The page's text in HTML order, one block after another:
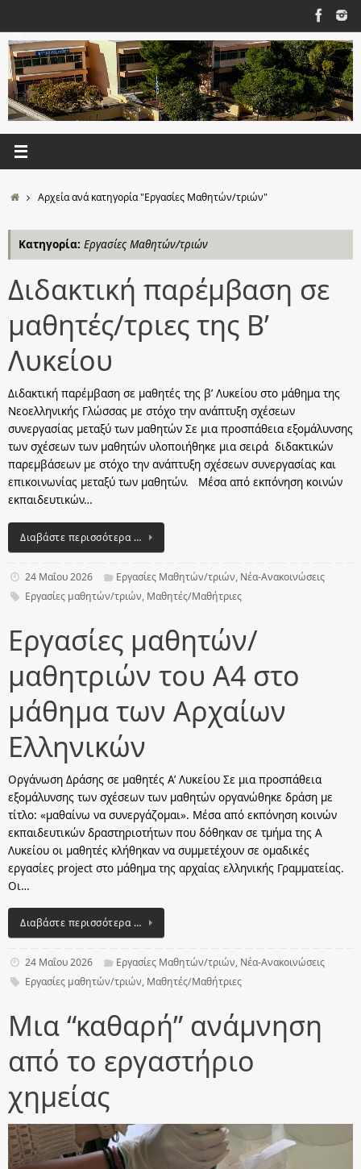
περιεχόμενο
Αρχική
Αρχεία ανά κατηγορία "Εργασίες Μαθητών/τριών"
Κατηγορία: Εργασίες Μαθητών/τριών
Διδακτική παρέμβαση σε
μαθητές/τριες της Β’
Λυκείου
Διδακτική παρέμβαση σε μαθητές της β’ Λυκείου στο μάθημα της
Νεοελληνικής Γλώσσας με στόχο την ανάπτυξη σχέσεων
συνεργασίας μεταξύ των μαθητών Σε μια προσπάθεια εξομάλυνσης
των σχέσεων των μαθητών υλοποιήθηκε μια σειρά διδακτικών
παρεμβάσεων με στόχο την ανάπτυξη σχέσεων συνεργασίας και
επικοινωνίας μεταξύ των μαθητών. Μέσα από εκπόνηση κοινών
εκπαιδευτικών…
Διαβάστε περισσότερα …
24 Μαΐου 2026 Εργασίες Μαθητών/τριών, Νέα-Ανακοινώσεις
Εργασίες μαθητών/τριών, Μαθητές/Μαθήτριες
Εργασίες μαθητών/
μαθητριών του Α4 στο
μάθημα των Αρχαίων
Ελληνικών
Οργάνωση Δράσης σε μαθητές Α’ Λυκείου Σε μια προσπάθεια
εξομάλυνσης των σχέσεων των μαθητών οργανώθηκε δράση με
τίτλο: «μαθαίνω να συνεργάζομαι». Μέσα από εκπόνηση κοινών
εκπαιδευτικών δραστηριοτήτων που δόθηκαν σε τμήμα της Α
Λυκείου οι μαθητές κλήθηκαν να συμμετέχουν σε ομαδικές
εργασίες project στο μάθημα της αρχαίας ελληνικής Γραμματείας.
Οι…
Διαβάστε περισσότερα …
24 Μαΐου 2026 Εργασίες Μαθητών/τριών, Νέα-Ανακοινώσεις
Εργασίες μαθητών/τριών, Μαθητές/Μαθήτριες
Μια “καθαρή” ανάμνηση
από το εργαστήριο
χημείας